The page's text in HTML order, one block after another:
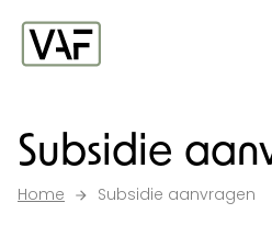
Ga verder naar de inhoud
Subsidie
Home Subsidie aanvragen